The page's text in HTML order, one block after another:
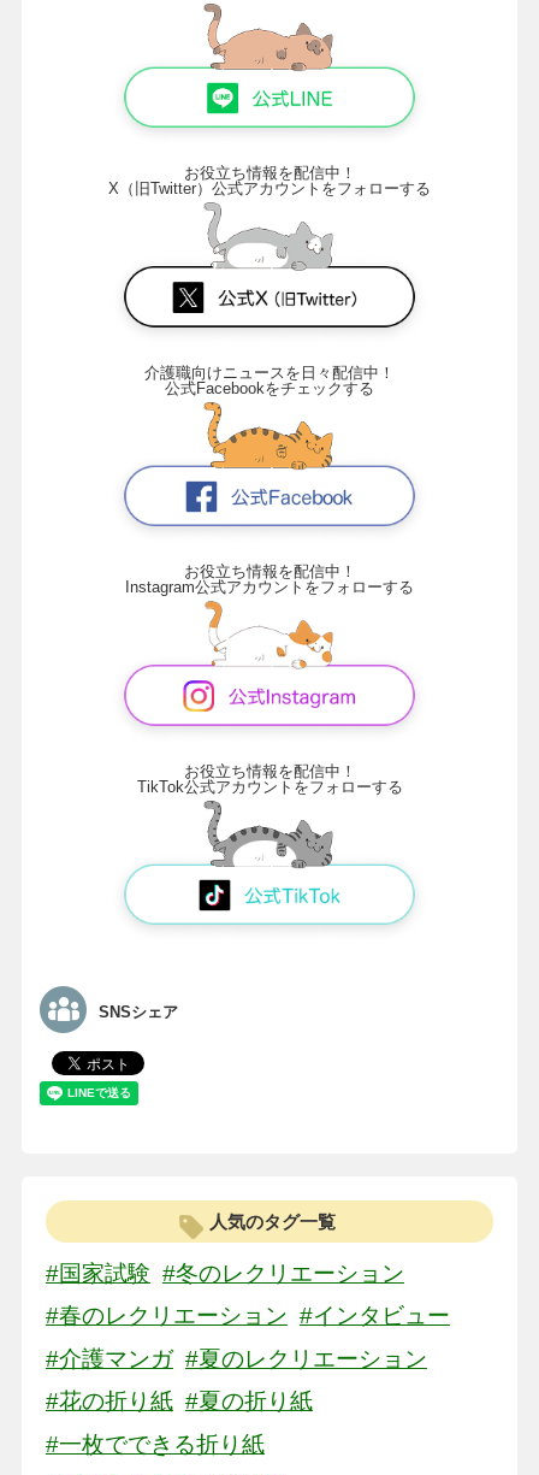
お役立ち情報を配信中！
X（旧Twitter）公式アカウントをフォローする
介護職向けニュースを日々配信中！
公式Facebookをチェックする
お役立ち情報を配信中！
Instagram公式アカウントをフォローする
お役立ち情報を配信中！
TikTok公式アカウントをフォローする
SNSシェア
人気のタグ一覧
#国家試験 #冬のレクリエーション
#春のレクリエーション #インタビュー
#介護マンガ #夏のレクリエーション
#花の折り紙 #夏の折り紙
#一枚でできる折り紙